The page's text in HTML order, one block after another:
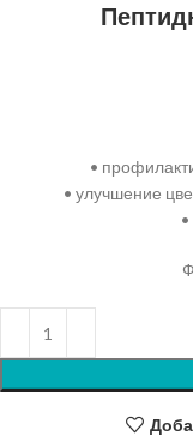
•
• улучшение